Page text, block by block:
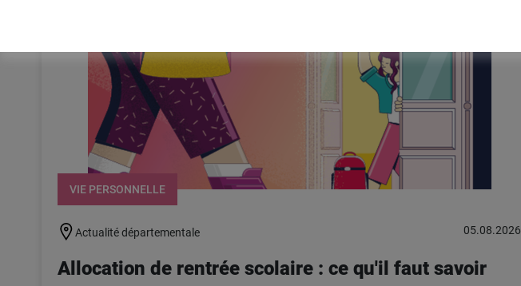
VIE PERSONNELLE
Actualité départementale 05.08.2026
Allocation de rentrée scolaire : ce qu'il faut savoir